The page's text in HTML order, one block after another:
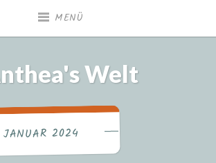
MENÜ
Welt
JANUAR 2024